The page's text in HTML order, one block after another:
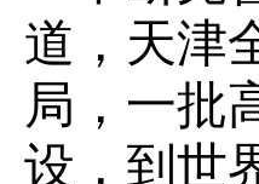
道，天津
局，一批
设，到世